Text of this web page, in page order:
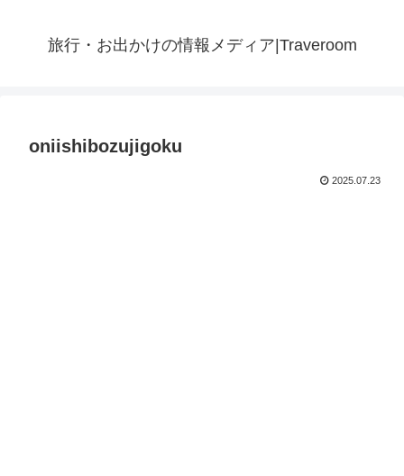
旅行・お出かけの情報メディア|Traveroom
oniishibozujigoku
2025.07.23